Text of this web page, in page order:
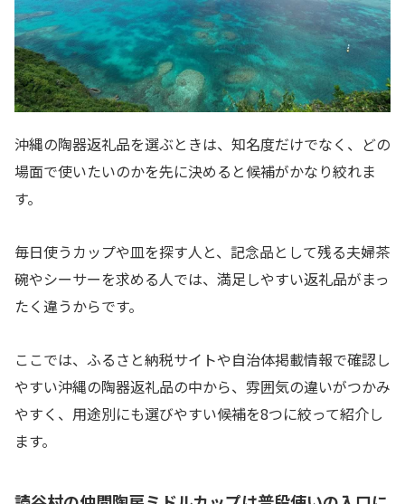
沖縄の陶器返礼品を選ぶときは、知名度だけでなく、どの
場面で使いたいのかを先に決めると候補がかなり絞れま
す。
毎日使うカップや皿を探す人と、記念品として残る夫婦茶
碗やシーサーを求める人では、満足しやすい返礼品がまっ
たく違うからです。
ここでは、ふるさと納税サイトや自治体掲載情報で確認し
やすい沖縄の陶器返礼品の中から、雰囲気の違いがつかみ
やすく、用途別にも選びやすい候補を8つに絞って紹介し
ます。